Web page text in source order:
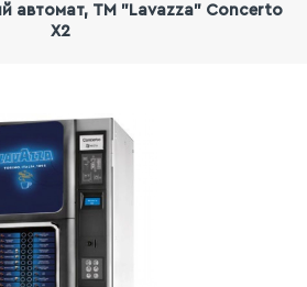
автомат, ТМ "Lavazza" Concerto
Х2